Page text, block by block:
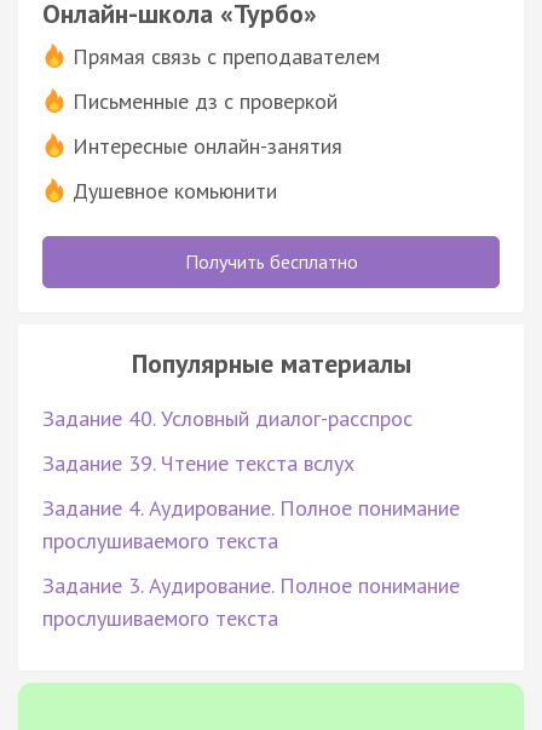
Онлайн-школа «Турбо»
Прямая связь с преподавателем
Письменные дз с проверкой
Интересные онлайн-занятия
Душевное комьюнити
Получить бесплатно
Популярные материалы
Задание 40. Условный диалог-расспрос
Задание 39. Чтение текста вслух
Задание 4. Аудирование. Полное понимание
прослушиваемого текста
Задание 3. Аудирование. Полное понимание
прослушиваемого текста